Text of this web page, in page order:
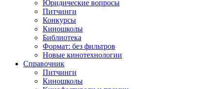
Юридические вопросы
Питчинги
Конкурсы
Киношколы
Библиотека
Формат: без фильтров
Новые кинотехнологии
Справочник
Питчинги
Киношколы